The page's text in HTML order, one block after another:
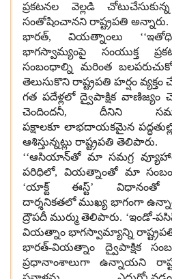
ప్రకటనల వెల్లడి
సంతోషించానని రాష్ట్రపతి అన్నారు.
భారత్, వియత్నాంలు
భాగస్వామ్యంపై సంయుక్త
సంబంధాల్ని మరింత
తెలుసుకొని రాష్ట్రపతి హర్షం వ్యక్తం
గత పదేళ్లలో ద్వైపాక్షిక వాణిజ్యం
చెందిందనీ,దీనిని
పక్షాలకూ లాభదాయకమైన
ఆశిస్తున్నట్లు రాష్ట్రపతి తెలిపారు.
‘‘ఆసియాన్‌తో మా సమగ్ర
పరిధిలో, వియత్నాంతో మా
‘యాక్ట్ ఈస్ట్’
దార్శనికతలో ముఖ్య భాగంగా
ద్రౌపదీ ముర్ము తెలిపారు. ‘ఇండో-
వియత్నాం భాగస్వామ్యాన్ని రాష్ట్రపతి
భారత్-వియత్నాం ద్వైపాక్షిక
ప్రధానాంశాలుగా ఉన్నాయని